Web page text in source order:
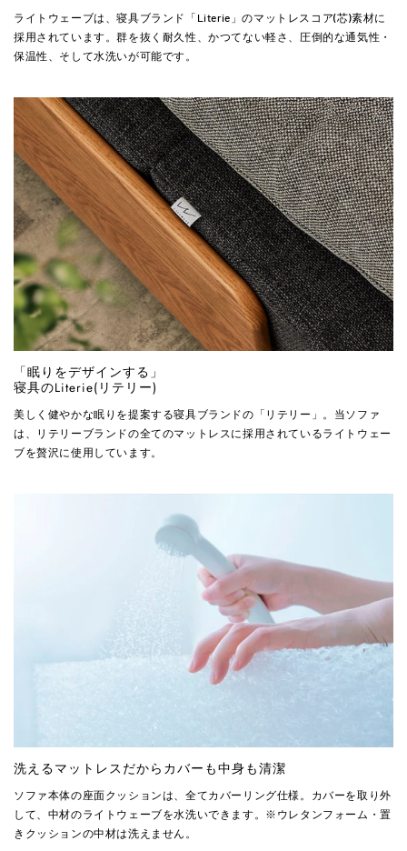
ライトウェーブは、寝具ブランド「Literie」のマットレスコア(芯)素材に
採用されています。群を抜く耐久性、かつてない軽さ、圧倒的な通気性・
保温性、そして水洗いが可能です。
「眠りをデザインする」
寝具のLiterie(リテリー)
美しく健やかな眠りを提案する寝具ブランドの「リテリー」。当ソファ
は、リテリーブランドの全てのマットレスに採用されているライトウェー
ブを贅沢に使用しています。
洗えるマットレスだからカバーも中身も清潔
ソファ本体の座面クッションは、全てカバーリング仕様。カバーを取り外
して、中材のライトウェーブを水洗いできます。※ウレタンフォーム・置
きクッションの中材は洗えません。